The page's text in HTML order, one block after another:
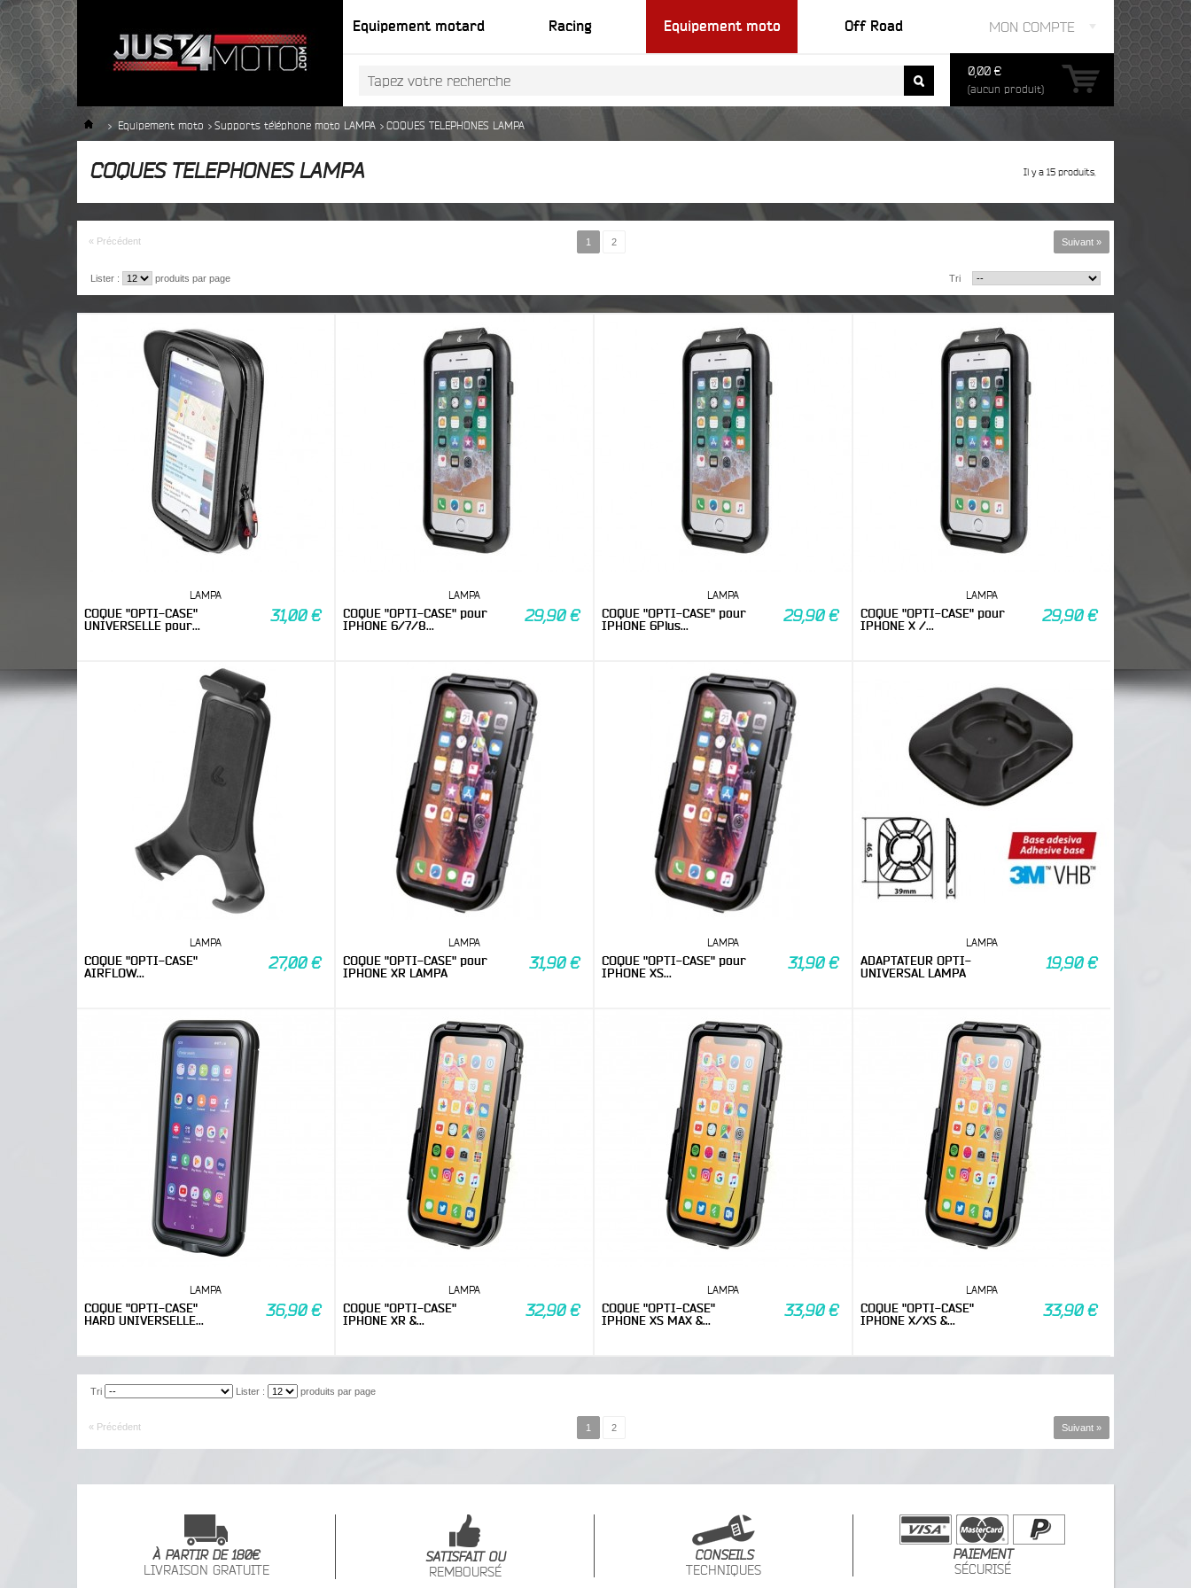
Equipement motard Racing Equipement moto Off Road MON COMPTE
0,00 €
(aucun produit)
> Equipement moto > Supports téléphone moto LAMPA > COQUES TELEPHONES LAMPA
COQUES TELEPHONES LAMPA Il y a 15 produits.
« Précédent 1 2 Suivant »
Tri
Lister : produits par page
LAMPA
COQUE "OPTI-CASE"
UNIVERSELLE pour...
31,00 €
LAMPA
COQUE "OPTI-CASE" pour
IPHONE 6/7/8...
29,90 €
LAMPA
COQUE "OPTI-CASE" pour
IPHONE 6Plus...
29,90 €
LAMPA
COQUE "OPTI-CASE" pour
IPHONE X /...
29,90 €
LAMPA
COQUE "OPTI-CASE"
AIRFLOW...
27,00 €
LAMPA
COQUE "OPTI-CASE" pour
IPHONE XR LAMPA
31,90 €
LAMPA
COQUE "OPTI-CASE" pour
IPHONE XS...
31,90 €
LAMPA
ADAPTATEUR OPTI-
UNIVERSAL LAMPA
19,90 €
LAMPA
COQUE "OPTI-CASE"
HARD UNIVERSELLE...
36,90 €
LAMPA
COQUE "OPTI-CASE"
IPHONE XR &...
32,90 €
LAMPA
COQUE "OPTI-CASE"
IPHONE XS MAX &...
33,90 €
LAMPA
COQUE "OPTI-CASE"
IPHONE X/XS &...
33,90 €
Tri Lister : produits par page
« Précédent 1 2 Suivant »
À PARTIR DE 180€
LIVRAISON GRATUITE
SATISFAIT OU
REMBOURSÉ
CONSEILS
TECHNIQUES
PAIEMENT
SÉCURISÉ